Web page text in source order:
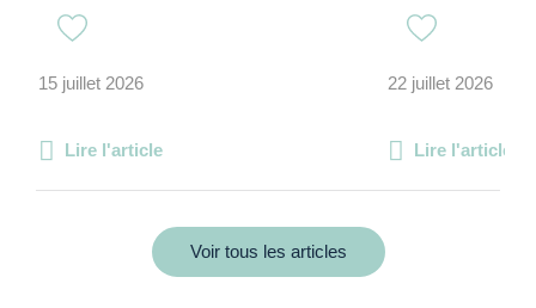
15 juillet 2026
Lire l'article
22 juillet 2026
Lire l'article
Voir tous les articles